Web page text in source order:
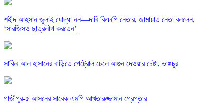
শহীদ আহসান জুলাই যোদ্ধা নন—দাবি বিএনপি নেতার, জামায়াত নেতা বললেন,
‘সারজিসও ছাত্রলীগ করতেন’
সাকিব আল হাসানের বাড়িতে পেট্রোল ঢেলে আগুন দেওয়ার চেষ্টা, ভাঙচুর
গাজীপুর-৫ আসনের সাবেক এমপি আখতারুজ্জামান গ্রেপ্তার